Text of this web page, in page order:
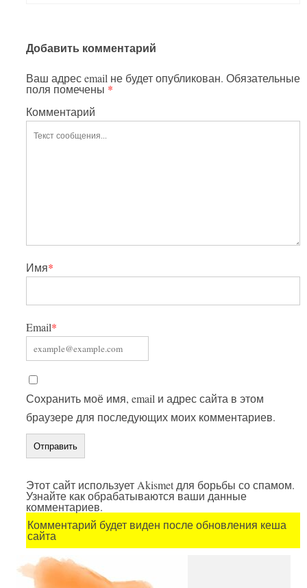
Добавить комментарий
Ваш адрес email не будет опубликован. Обязательные
поля помечены *
Комментарий
Имя*
Email*
Сохранить моё имя, email и адрес сайта в этом
браузере для последующих моих комментариев.
Этот сайт использует Akismet для борьбы со спамом.
Узнайте как обрабатываются ваши данные
комментариев.
Комментарий будет виден после обновления кеша
сайта